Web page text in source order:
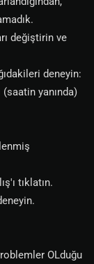
değiştirin ve
deneyin:
yanında)
tıklatın.
OLduğu